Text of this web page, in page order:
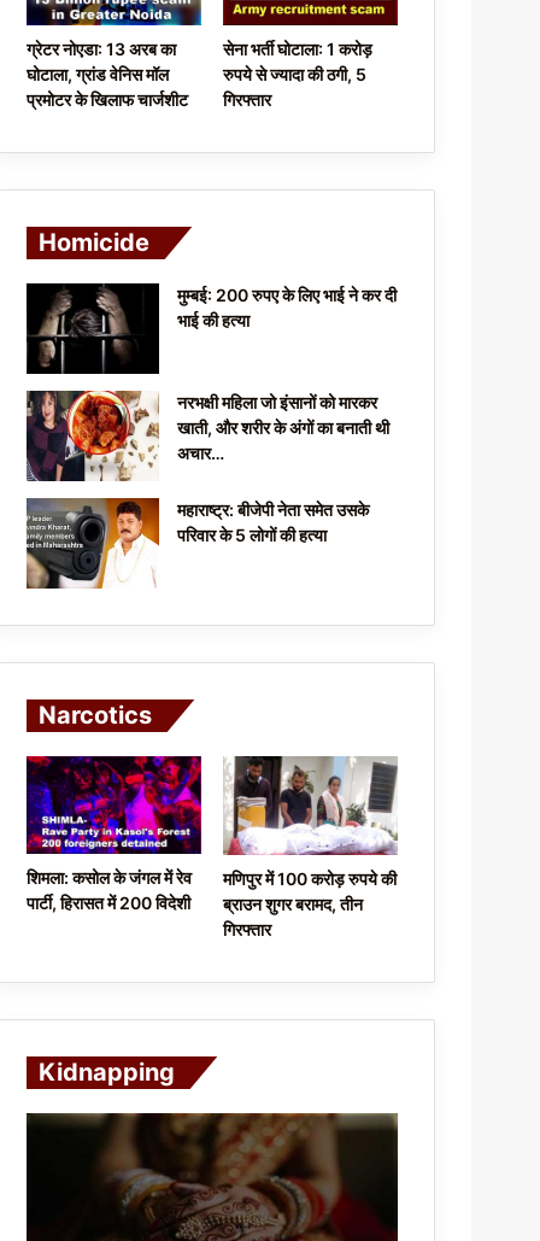
ग्रेटर नोएडा: 13 अरब का
घोटाला, ग्रांड वेनिस मॉल
प्रमोटर के खिलाफ चार्जशीट
सेना भर्ती घोटाला: 1 करोड़
रुपये से ज्यादा की ठगी, 5
गिरफ्तार
Homicide
मुम्बई: 200 रुपए के लिए भाई ने कर दी
भाई की हत्या
नरभक्षी महिला जो इंसानों को मारकर
खाती, और शरीर के अंगों का बनाती थी
अचार…
महाराष्ट्र: बीजेपी नेता समेत उसके
परिवार के 5 लोगों की हत्या
Narcotics
शिमला: कसोल के जंगल में रेव
पार्टी, हिरासत में 200 विदेशी
मणिपुर में 100 करोड़ रुपये की
ब्राउन शुगर बरामद, तीन
गिरफ्तार
Kidnapping